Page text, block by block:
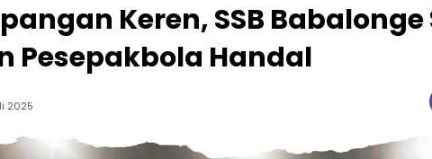
Keren, SSB Babalonge
Pesepakbola Handal
2025